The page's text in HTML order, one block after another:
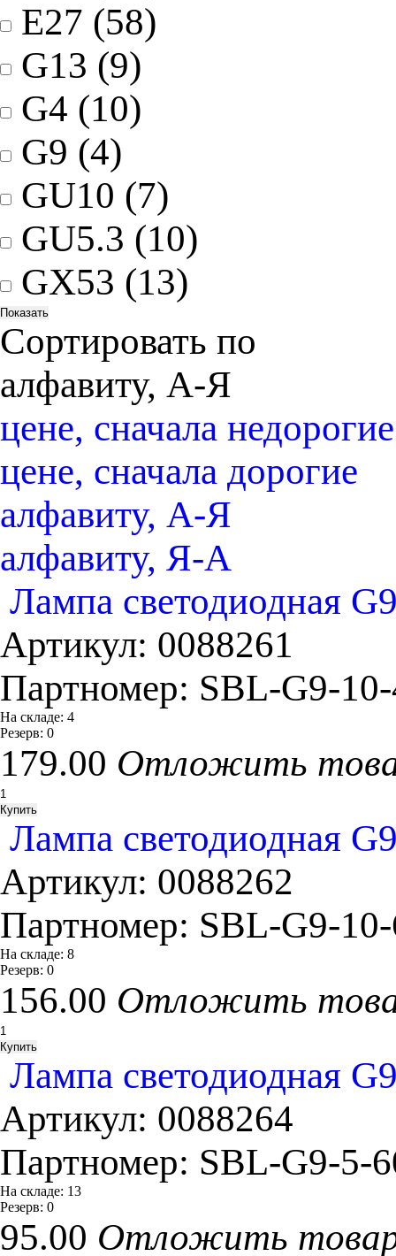
E27 (58)
G13 (9)
G4 (10)
G9 (4)
GU10 (7)
GU5.3 (10)
GX53 (13)
Сортировать по
алфавиту, А-Я
цене, сначала недорогие
цене, сначала дорогие
алфавиту, А-Я
алфавиту, Я-А
Лампа светодиодная
Артикул: 0088261
Партномер: SBL-G9-
На складе: 4
Резерв: 0
179.00 Отложить
Лампа светодиодная
Артикул: 0088262
Партномер: SBL-G9-
На складе: 8
Резерв: 0
156.00 Отложить
Лампа светодиодная
Артикул: 0088264
Партномер: SBL-G9-5-
На складе: 13
Резерв: 0
95.00 Отложить